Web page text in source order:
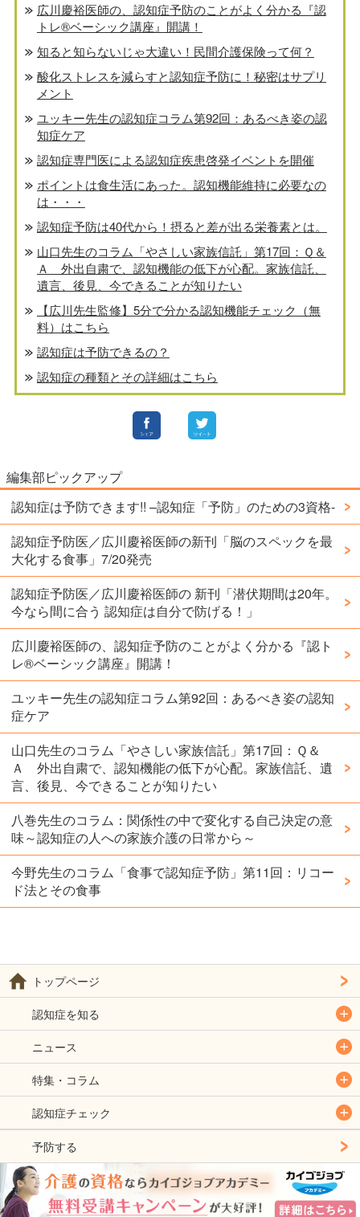
広川慶裕医師の、認知症予防のことがよく分かる『認
トレ®️ベーシック講座』開講！
知ると知らないじゃ大違い！民間介護保険って何？
酸化ストレスを減らすと認知症予防に！秘密はサプリ
メント
ユッキー先生の認知症コラム第92回：あるべき姿の認
知症ケア
認知症専門医による認知症疾患啓発イベントを開催
ポイントは食生活にあった。認知機能維持に必要なの
は・・・
認知症予防は40代から！摂ると差が出る栄養素とは。
山口先生のコラム「やさしい家族信託」第17回：Ｑ＆
Ａ 外出自粛で、認知機能の低下が心配。家族信託、
遺言、後見、今できることが知りたい
【広川先生監修】5分で分かる認知機能チェック（無
料）はこちら
認知症は予防できるの？
認知症の種類とその詳細はこちら
編集部ピックアップ
認知症は予防できます!! –認知症「予防」のための3資格-
認知症予防医／広川慶裕医師の新刊「脳のスペックを最
大化する食事」7/20発売
認知症予防医／広川慶裕医師の 新刊「潜伏期間は20年。
今なら間に合う 認知症は自分で防げる！」
広川慶裕医師の、認知症予防のことがよく分かる『認ト
レ®️ベーシック講座』開講！
ユッキー先生の認知症コラム第92回：あるべき姿の認知
症ケア
山口先生のコラム「やさしい家族信託」第17回：Ｑ＆
Ａ 外出自粛で、認知機能の低下が心配。家族信託、遺
言、後見、今できることが知りたい
八巻先生のコラム：関係性の中で変化する自己決定の意
味～認知症の人への家族介護の日常から～
今野先生のコラム「食事で認知症予防」第11回：リコー
ド法とその食事
トップページ
認知症を知る
ニュース
特集・コラム
認知症チェック
予防する